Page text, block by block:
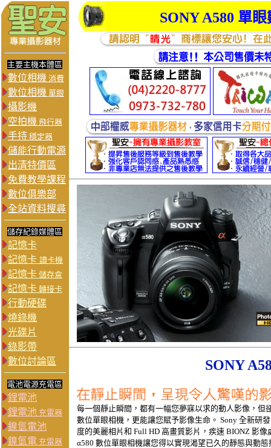
SONYA580 單眼
主要主機本體區
數位相機 消費
數位相機 單眼
攝影機
空拍機 飛行器
手持 穩定器
儲能行動電源
出清特價區
免費教學課程
數位俱樂部
全站資料搜尋
儲存紀錄媒體區
記憶卡
記憶卡 讀卡機
記憶卡 儲存盒
記憶卡 轉接卡
行動硬碟
燒錄機
光碟片
錄影帶
數位討論區
電池電源充電區
鋰電池
鋰電池 充電器
鎳氫電池
鎳氫電 充電器
SONY
每一個靜止瞬間，都有一幅您夢寐以求的動人影像，但
數位單眼相機，更能讓您賦予影像生命。 Sony 全新研
度的美麗相片和 Full HD 高畫質影片，疾速 BIONZ 影
α580 數位單眼相機讓您得以實現渴望已久的靜態與動態